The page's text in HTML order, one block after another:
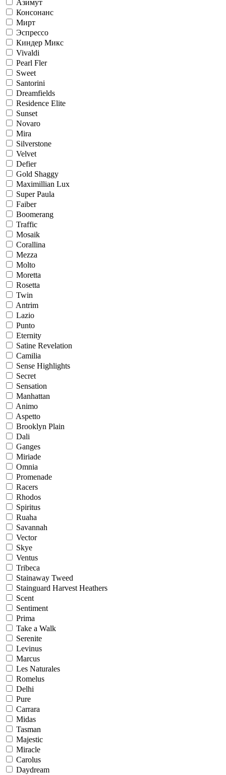
Азимут
Консонанс
Мирт
Эспрессо
Киндер Микс
Vivaldi
Pearl Fler
Sweet
Santorini
Dreamfields
Residence Elite
Sunset
Novaro
Mira
Silverstone
Velvet
Defier
Gold Shaggy
Maximillian Lux
Super Paula
Faiber
Boomerang
Traffic
Mosaik
Corallina
Mezza
Molto
Moretta
Rosetta
Twin
Antrim
Lazio
Punto
Eternity
Satine Revelation
Camilia
Sense Highlights
Secret
Sensation
Manhattan
Animo
Aspetto
Brooklyn Plain
Dali
Ganges
Miriade
Omnia
Promenade
Racers
Rhodos
Spiritus
Ruaha
Savannah
Vector
Skye
Ventus
Tribeca
Stainaway Tweed
Stainguard Harvest Heathers
Scent
Sentiment
Prima
Take a Walk
Serenite
Levinus
Marcus
Les Naturales
Romelus
Delhi
Pure
Carrara
Midas
Tasman
Majestic
Miracle
Carolus
Daydream